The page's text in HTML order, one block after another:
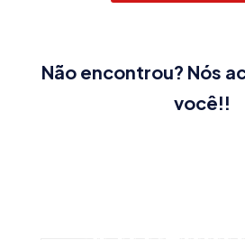
Não encontrou? Nós
você!!